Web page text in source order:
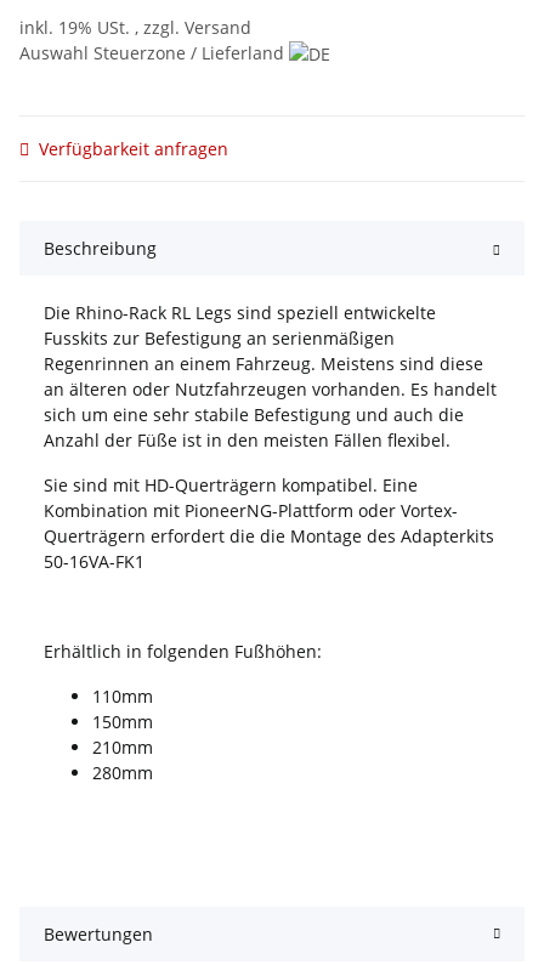
inkl. 19% USt. , zzgl. Versand
Auswahl Steuerzone / Lieferland
Verfügbarkeit anfragen
Beschreibung
Die Rhino-Rack RL Legs sind speziell entwickelte
Fusskits zur Befestigung an serienmäßigen
Regenrinnen an einem Fahrzeug. Meistens sind diese
an älteren oder Nutzfahrzeugen vorhanden. Es handelt
sich um eine sehr stabile Befestigung und auch die
Anzahl der Füße ist in den meisten Fällen flexibel.
Sie sind mit HD-Querträgern kompatibel. Eine
Kombination mit PioneerNG-Plattform oder Vortex-
Querträgern erfordert die die Montage des Adapterkits
50-16VA-FK1
Erhältlich in folgenden Fußhöhen:
110mm
150mm
210mm
280mm
Bewertungen